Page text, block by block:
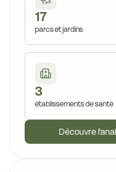
17
parcs et jardins
3
établissements de santé
Découvre